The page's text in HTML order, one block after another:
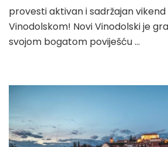
provesti aktivan i sadržajan vikend
Vinodolskom! Novi Vinodolski je
svojom bogatom poviješću …